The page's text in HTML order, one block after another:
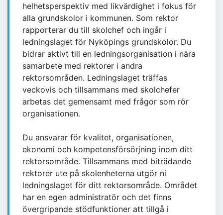
helhetsperspektiv med likvärdighet i fokus för
alla grundskolor i kommunen. Som rektor
rapporterar du till skolchef och ingår i
ledningslaget för Nyköpings grundskolor. Du
bidrar aktivt till en ledningsorganisation i nära
samarbete med rektorer i andra
rektorsområden. Ledningslaget träffas
veckovis och tillsammans med skolchefer
arbetas det gemensamt med frågor som rör
organisationen.
Du ansvarar för kvalitet, organisationen,
ekonomi och kompetensförsörjning inom ditt
rektorsområde. Tillsammans med biträdande
rektorer ute på skolenheterna utgör ni
ledningslaget för ditt rektorsområde. Området
har en egen administratör och det finns
övergripande stödfunktioner att tillgå i